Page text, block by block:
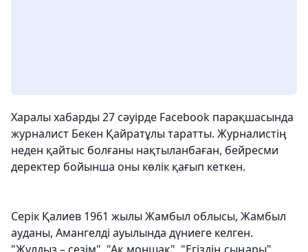
Харалы хабарды 27 сәуірде Facebook парақшасында
журналист Бекен Қайратұлы таратты. Журналистің
неден қайтыс болғаны нақтыланбаған, бейресми
деректер бойынша оны көлік қағып кеткен.
Серік Қалиев 1961 жылы Жамбыл облысы, Жамбыл
ауданы, Амангелді ауылында дүниеге келген.
"Жұлдыз – сезім", "Ақ моншақ", "Егіздің сыңары",